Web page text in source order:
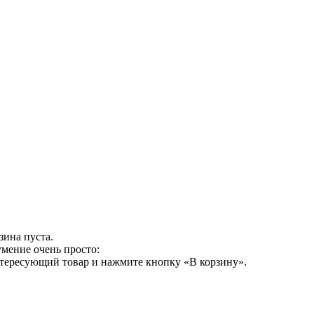
пуста.
очень просто:
товар и нажмите кнопку «В корзину».